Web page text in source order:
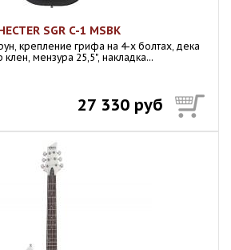
SGR C-1 MSBK
крепление грифа на 4-х болтах, дека
клен, мензура 25,5", накладка...
27 330 руб